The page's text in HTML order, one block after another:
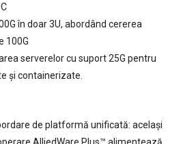
în doar 3U, abordând cererea
100G
serverelor cu suport 25G pentru
și containerizate.
de platformă unificată: același